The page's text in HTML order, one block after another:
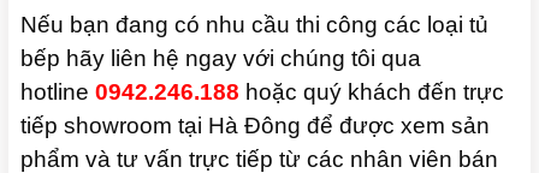
Nếu bạn đang có nhu cầu thi công các loại tủ
bếp hãy liên hệ ngay với chúng tôi qua
hotline 0942.246.188 hoặc quý khách đến trực
tiếp showroom tại Hà Đông để được xem sản
phẩm và tư vấn trực tiếp từ các nhân viên bán